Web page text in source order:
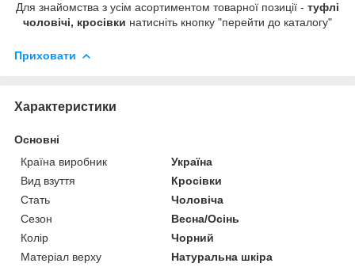
Для знайомства з усім асортиментом товарної позиції - туфлі
чоловічі, кросівки натисніть кнопку "перейти до каталогу"
Приховати
Характеристики
Основні
Країна виробник
Україна
Вид взуття
Кросівки
Стать
Чоловіча
Сезон
Весна/Осінь
Колір
Чорний
Матеріал верху
Натуральна шкіра